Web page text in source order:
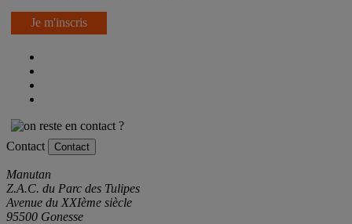
Je m'inscris
Contact Contact
Manutan
Z.A.C. du Parc des Tulipes
Avenue du XXIème siècle
95500 Gonesse